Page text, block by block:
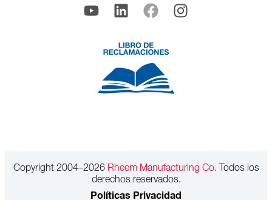
Copyright 2004–2026Rheem Manufacturing Co. Todos los
derechos reservados.
Políticas Privacidad